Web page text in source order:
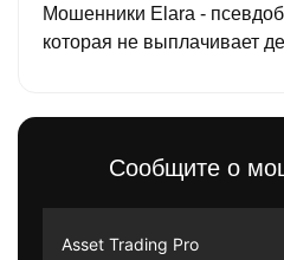
Мошенники Elara -
которая не выплачивает
Сообщите о